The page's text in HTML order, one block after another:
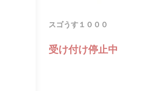
スゴうす１０００
受け付け停止中